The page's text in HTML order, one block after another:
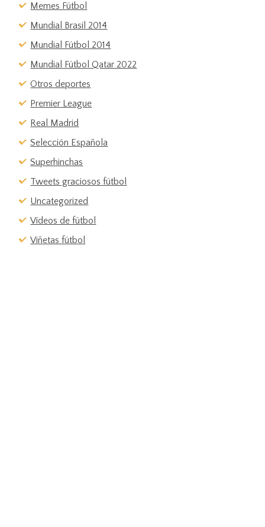
Memes Fútbol
Mundial Brasil 2014
Mundial Fútbol 2014
Mundial Fútbol Qatar 2022
Otros deportes
Premier League
Real Madrid
Selección Española
Superhinchas
Tweets graciosos fútbol
Uncategorized
Vídeos de fútbol
Viñetas fútbol